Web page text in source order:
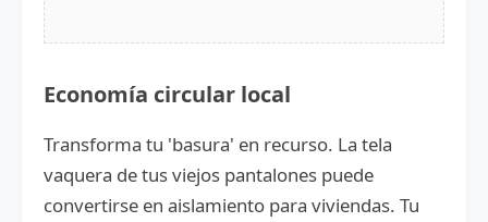
Economía circular local
Transforma tu 'basura' en recurso. La tela
vaquera de tus viejos pantalones puede
convertirse en aislamiento para viviendas. Tu